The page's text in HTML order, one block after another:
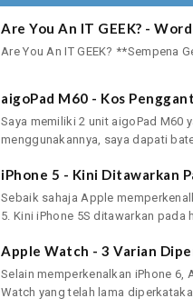
Are You An IT GEEK? -
Are You An IT GEEK? **Sempena
aigoPad M60 - Kos
Saya memiliki 2 unit aigoPad M60
menggunakannya, saya dapati
iPhone 5 - Kini Ditawarkan
Sebaik sahaja Apple
5. Kini iPhone 5S ditawarkan pada
Apple Watch - 3 Varian
Selain memperkenalkan iPhone 6,
Watch yang telah lama